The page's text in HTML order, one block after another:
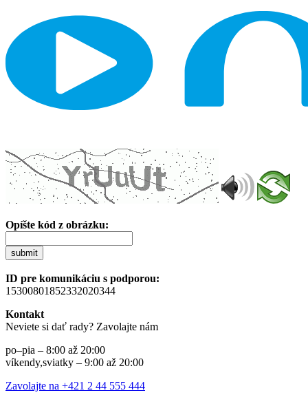
Opíšte kód z obrázku:
submit
ID pre komunikáciu s podporou:
15300801852332020344
Kontakt
Neviete si dať rady? Zavolajte nám
po–pia – 8:00 až 20:00
víkendy,sviatky – 9:00 až 20:00
Zavolajte na +421 2 44 555 444